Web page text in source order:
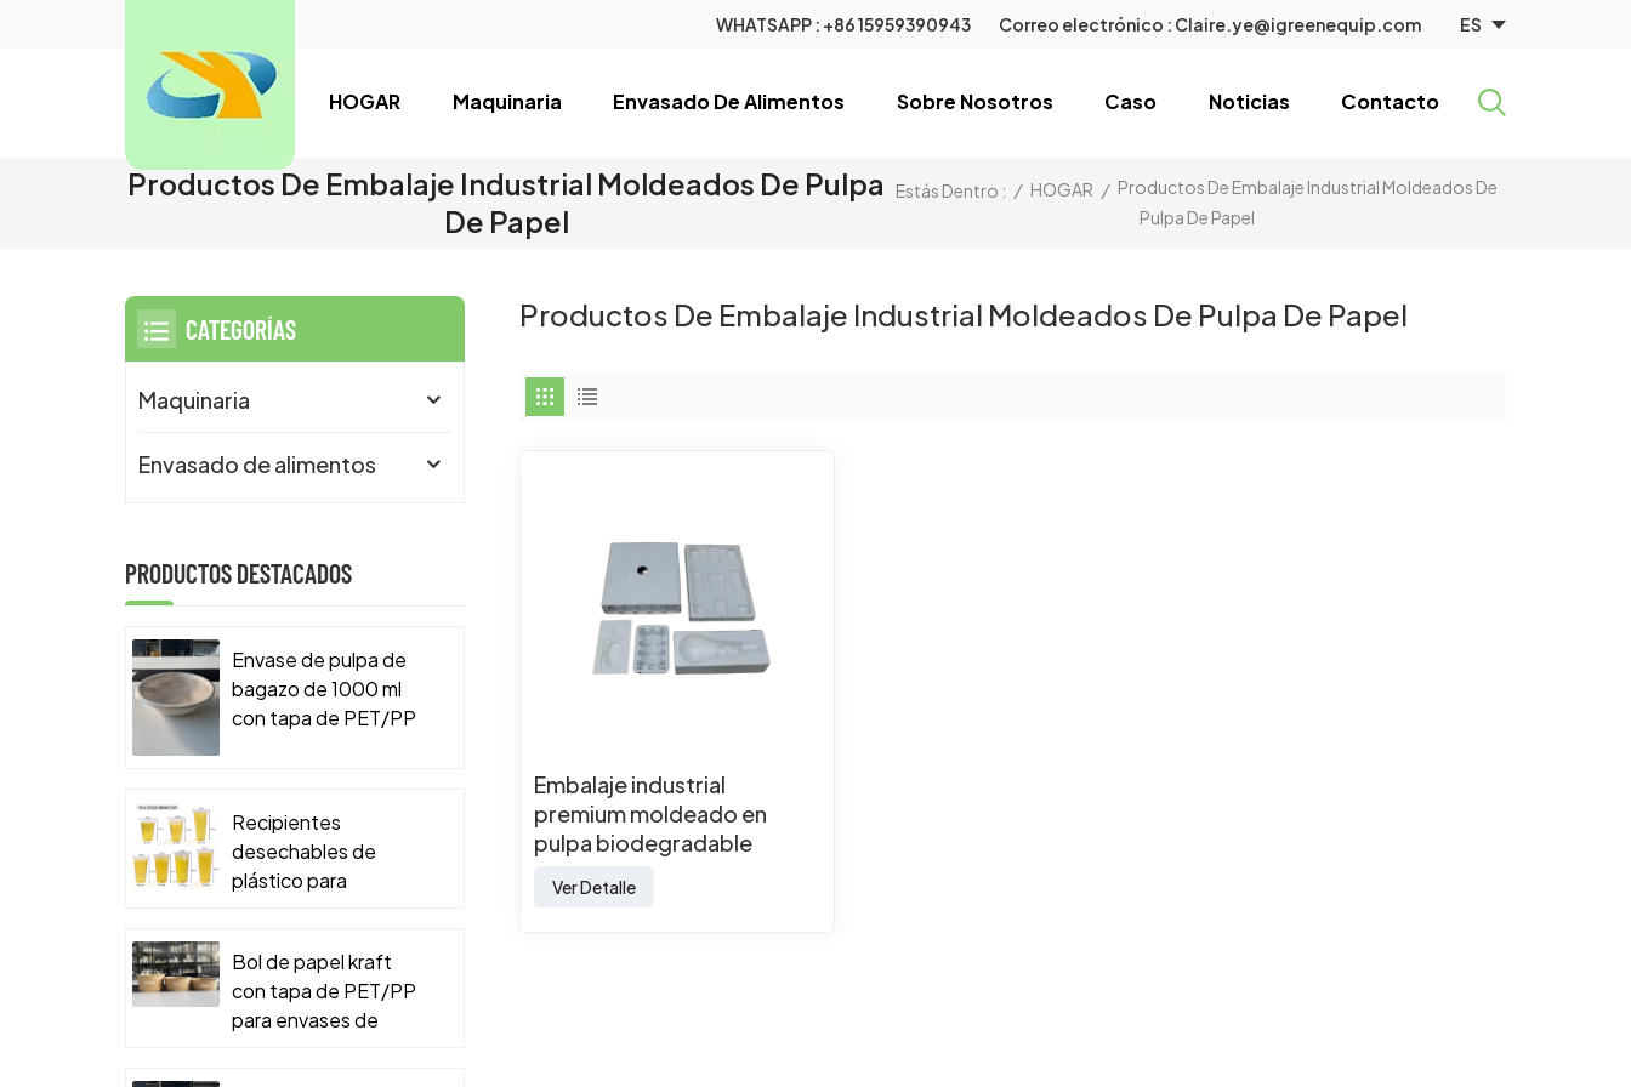
WHATSAPP : +86 15959390943 Correo electrónico : Claire.ye@igreenequip.com ES
HOGAR Maquinaria Envasado De Alimentos Sobre Nosotros Caso Noticias Contacto
Productos De Embalaje Industrial Moldeados De Pulpa
De Papel
Estás Dentro : / HOGAR / Productos De Embalaje Industrial Moldeados De
Pulpa De Papel
Productos De Embalaje Industrial Moldeados De Pulpa De Papel
Embalaje industrial
premium moldeado en
pulpa biodegradable
Ver Detalle
CATEGORÍAS
Maquinaria
Envasado de alimentos
PRODUCTOS DESTACADOS
Envase de pulpa de
bagazo de 1000 ml
con tapa de PET/PP
Recipientes
desechables de
plástico para
Bol de papel kraft
con tapa de PET/PP
para envases de